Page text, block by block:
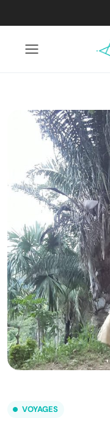
VOYAGES